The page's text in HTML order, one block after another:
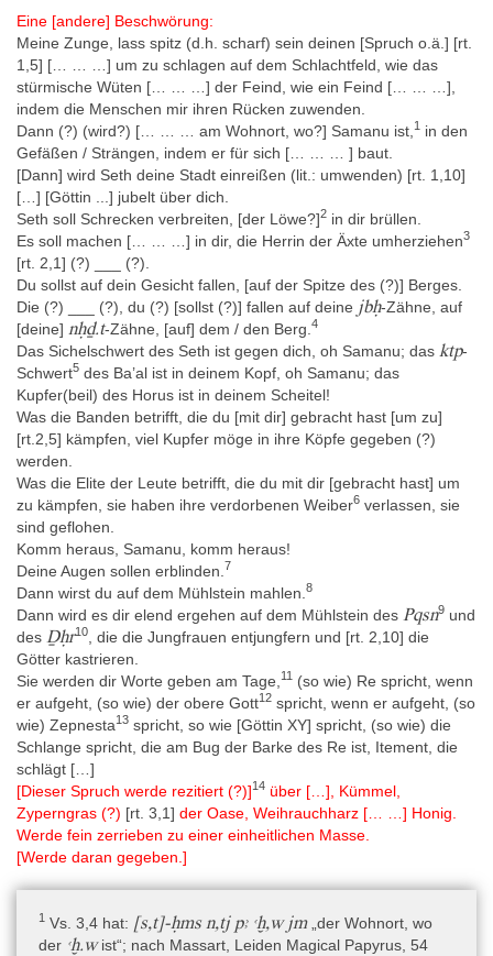
der ersten Sammlung von G. Anastasi erworben werden (Ankunft
in Leiden am 1.1.1829) (Massart 1954, 1; Raven 1992, 7, 8;
Halbertsma 1995, 91–108; 2003, 99–106). Die Papyri wurden
zuerst durch Museumsdirektor C. J. C. Reuvens unter den
Nummern CI 11b bzw. AMS 28 inventarisiert, später durch seinen
Nachfolger Conrad Leemans unter den Nummern I 345 bzw. I
343.
Herkunft
Niltal von Kairo bis Assiut » zwischen Kairo und Fajjum »
westliches Ufer » Saqqara
Der genaue Fundort ist unbekannt. Für eine ganze Reihe von
Papyri in Leiden aus der Sammung Anastasi wird "Memphis" als
Fundort im ursprünglichen Verzeichnis der Anastasi-Sammlung
angegeben, so auch für pLeiden I 343 (Leemans 1840, 112;
Enmarch 2005, 2). Zu pLeiden I 345 notierte Leemans 1840, 113:
„Il est incertain de quel endroit ce Ms. provient, mais il pourrait
être trouvé avec les deux precédents [= I 343, I 344]“. Enmarch
2005, 2 konstatiert: „‘Memphis’ almost certainly means Saqqara,
since papyrus rarely survives outside necropoleis“ mit Bezug auf
pLeiden I 344, der nach Leemans mit I 343 und I 345
möglicherweise zusammen gefunden wurde, und auch weil I
343+345 und I 344 die gleiche Art von Beschädigungen
aufweisen, so dass es wahrscheinlich ist, dass sie übereinander
aufgerollt in einem Grab gefunden worden waren (Enmarch 2005,
3–5). Raven 2012, 80, 82 schreibt: „It is well known that
d’Anastasi occasionally listed ‘Memphis’ as the origin of objects
which have been proven to have come from Saqqara.“ Er fragt
sich, ob die fünf magischen Papyri in Leiden aus der Sammlung
Anastasi, für die Memphis als Fundort im ursprünglichen
Verzeichnis steht (I 343 = AMS 28; I 346 = AMS 23a; I 347 = AMS
23b; I 348 = AMS 26a und I 349 = AMS 26b), alle zusammen
gefunden worden sein könnten. Er spekuliert sogar, dass sie aus
dem Büro von Prinz Chaemwaset, dem Sohn Ramses' II., in
Saqqara stammen könnten (Raven 2012, 80–83).
(Epochen und Dynastien) » Pharaonische Zeit » Neues Reich »
20. Dynastie,
Eine [andere] Beschwörung:
Meine Zunge, lass spitz (d.h. scharf) sein deinen [Spruch o.ä.] [rt.
1,5] [… … …] um zu schlagen auf dem Schlachtfeld, wie das
stürmische Wüten [… … …] der Feind, wie ein Feind [… … …],
indem die Menschen mir ihren Rücken zuwenden.
Dann (?) (wird?) [… … … am Wohnort, wo?] Samanu ist, 1
in den
Gefäßen / Strängen, indem er für sich [… … … ] baut.
[Dann] wird Seth deine Stadt einreißen (lit.: umwenden) [rt. 1,10]
[…] [Göttin ...] jubelt über dich.
Seth soll Schrecken verbreiten, [der Löwe?]2 in dir brüllen.
Es soll machen [… … …] in dir, die Herrin der Äxte umherziehen3
[rt. 2,1] (?) ___ (?).
Du sollst auf dein Gesicht fallen, [auf der Spitze des (?)] Berges.
Die (?) ___ (?), du (?) [sollst (?)] fallen auf deine jbḥ-Zähne, auf
[deine] nḥḏ.t-Zähne, [auf] dem / den Berg. 4
Das Sichelschwert des Seth ist gegen dich, oh Samanu; das ktp-
Schwert5 des Ba’al ist in deinem Kopf, oh Samanu; das
Kupfer(beil) des Horus ist in deinem Scheitel!
Was die Banden betrifft, die du [mit dir] gebracht hast [um zu]
[rt.2,5] kämpfen, viel Kupfer möge in ihre Köpfe gegeben (?)
werden.
Was die Elite der Leute betrifft, die du mit dir [gebracht hast] um
zu kämpfen, sie haben ihre verdorbenen Weiber6 verlassen, sie
sind geflohen.
Komm heraus, Samanu, komm heraus!
Deine Augen sollen erblinden. 7
Dann wirst du auf dem Mühlstein mahlen. 8
Dann wird es dir elend ergehen auf dem Mühlstein des Pqsn9 und
des Ḏḥr10
, die die Jungfrauen entjungfern und [rt. 2,10] die
Götter kastrieren.
Sie werden dir Worte geben am Tage, 11
(so wie) Re spricht, wenn
er aufgeht, (so wie) der obere Gott12 spricht, wenn er aufgeht, (so
wie) Zepnesta13 spricht, so wie [Göttin XY] spricht, (so wie) die
Schlange spricht, die am Bug der Barke des Re ist, Itement, die
schlägt […]
[Dieser Spruch werde rezitiert (?)]14 über […], Kümmel,
Zyperngras (?) [rt. 3,1] der Oase, Weihrauchharz [… …] Honig.
Werde fein zerrieben zu einer einheitlichen Masse.
[Werde daran gegeben.]
1 Vs. 3,4 hat: [s,t]-ḥms n,tj pꜣ ꜥḫ,w jm„der Wohnort, wo
der ꜥḫ.wist“; nach Massart, Leiden Magical Papyrus, 54